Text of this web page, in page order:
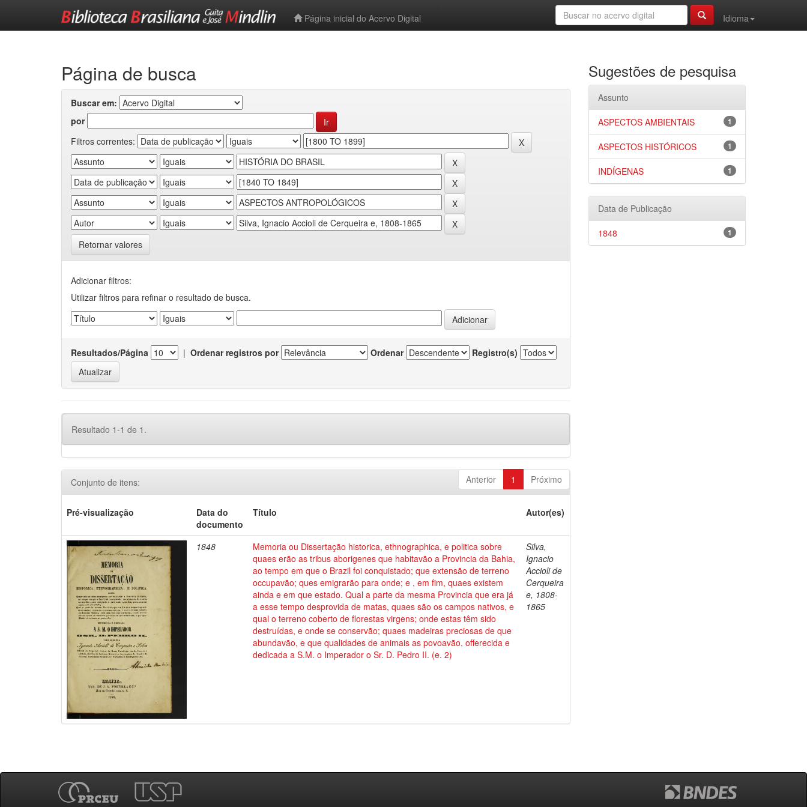
Página inicial do Acervo Digital
Idioma
Página de busca
Buscar em:
por
Filtros correntes:
Retornar valores
Adicionar filtros:
Utilizar filtros para refinar o resultado de busca.
Resultados/Página | Ordenar registros por Ordenar Registro(s)
Resultado 1-1 de 1.
Anterior 1 Próximo
Conjunto de itens:
Pré-visualização
Data do
documento
Título Autor(es)
1848
Memoria ou Dissertação historica, ethnographica, e politica sobre
quaes erão as tribus aborigenes que habitavão a Provincia da Bahia,
ao tempo em que o Brazil foi conquistado; que extensão de terreno
occupavão; ques emigrarão para onde; e , em fim, quaes existem
ainda e em que estado. Qual a parte da mesma Provincia que era já
a esse tempo desprovida de matas, quaes são os campos nativos, e
qual o terreno coberto de florestas virgens; onde estas têm sido
destruídas, e onde se conservão; quaes madeiras preciosas de que
abundavão, e que qualidades de animais as povoavão, offerecida e
dedicada a S.M. o Imperador o Sr. D. Pedro II. (e. 2)
Silva,
Ignacio
Accioli de
Cerqueira
e, 1808-
1865
Sugestões de pesquisa
Assunto
1
ASPECTOS AMBIENTAIS
1
ASPECTOS HISTÓRICOS
1
INDÍGENAS
Data de Publicação
1
1848